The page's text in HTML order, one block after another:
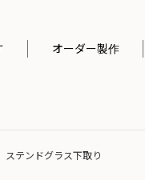
オーダー製作
ステンドグラス下取り